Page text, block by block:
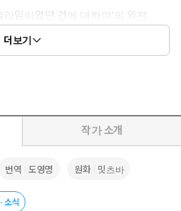
임이었던 건에 대하여'의 외전.
다른 재미로 리무루와 친구들의 일
더보기
작가 소개
번역 도영명 원화 밋츠바
소식